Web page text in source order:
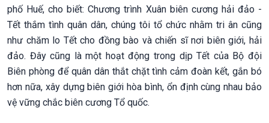
phố Huế, cho biết: Chương trình Xuân biên cương hải đảo -
Tết thắm tình quân dân, chúng tôi tổ chức nhằm tri ân cũng
như chăm lo Tết cho đồng bào và chiến sĩ nơi biên giới, hải
đảo. Đây cũng là một hoạt động trong dịp Tết của Bộ đội
Biên phòng để quân dân thắt chặt tình cảm đoàn kết, gắn bó
hơn nữa, xây dựng biên giới hòa bình, ổn định cùng nhau bảo
vệ vững chắc biên cương Tổ quốc.